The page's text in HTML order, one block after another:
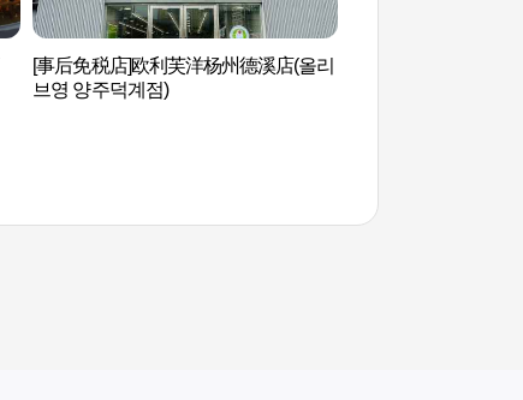
[事后免税店]欧利芙洋杨州德溪店(올리
브영 양주덕계점)